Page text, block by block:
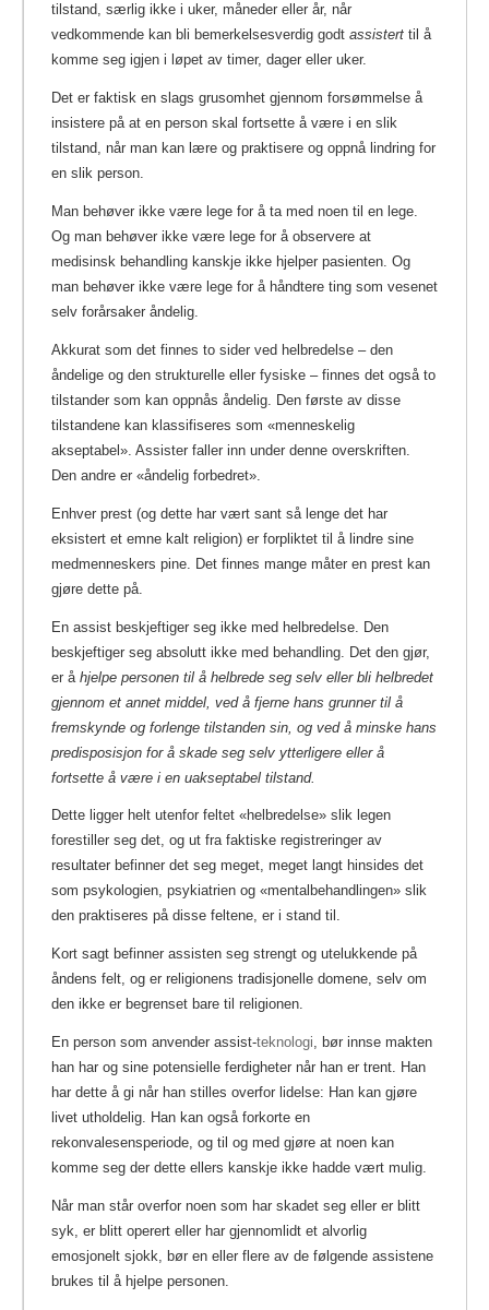
tilstand, særlig ikke i uker, måneder eller år, når
vedkommende kan bli bemerkelsesverdig godt assistert til å
komme seg igjen i løpet av timer, dager eller uker.
Det er faktisk en slags grusomhet gjennom forsømmelse å
insistere på at en person skal fortsette å være i en slik
tilstand, når man kan lære og praktisere og oppnå lindring for
en slik person.
Man behøver ikke være lege for å ta med noen til en lege.
Og man behøver ikke være lege for å observere at
medisinsk behandling kanskje ikke hjelper pasienten. Og
man behøver ikke være lege for å håndtere ting som vesenet
selv forårsaker åndelig.
Akkurat som det finnes to sider ved helbredelse – den
åndelige og den strukturelle eller fysiske – finnes det også to
tilstander som kan oppnås åndelig. Den første av disse
tilstandene kan klassifiseres som «menneskelig
akseptabel». Assister faller inn under denne overskriften.
Den andre er «åndelig forbedret»
Enhver prest (og dette har vært sant så lenge det har
eksistert et emne kalt religion) er forpliktet til å lindre sine
medmenneskers pine. Det finnes mange måter en prest kan
gjøre dette på.
En assist beskjeftiger seg ikke med helbredelse. Den
beskjeftiger seg absolutt ikke med behandling. Det den gjør,
er å hjelpe personen til å helbrede seg selv eller bli helbredet
gjennom et annet middel, ved å fjerne hans grunner til å
fremskynde og forlenge tilstanden sin, og ved å minske hans
predisposisjon for å skade seg selv ytterligere eller å
fortsette å være i en uakseptabel tilstand.
Dette ligger helt utenfor feltet «helbredelse» slik legen
forestiller seg det, og ut fra faktiske registreringer av
resultater befinner det seg meget, meget langt hinsides det
som psykologien, psykiatrien og «mentalbehandlingen» slik
den praktiseres på disse feltene, er i stand til.
Kort sagt befinner assisten seg strengt og utelukkende på
åndens felt, og er religionens tradisjonelle domene, selv om
den ikke er begrenset bare til religionen.
En person som anvender assist-teknologi, bør innse makten
han har og sine potensielle ferdigheter når han er trent. Han
har dette å gi når han stilles overfor lidelse: Han kan gjøre
livet utholdelig. Han kan også forkorte en
rekonvalesensperiode, og til og med gjøre at noen kan
komme seg der dette ellers kanskje ikke hadde vært mulig.
Når man står overfor noen som har skadet seg eller er blitt
syk, er blitt operert eller har gjennomlidt et alvorlig
emosjonelt sjokk, bør en eller flere av de følgende assistene
brukes til å hjelpe personen.